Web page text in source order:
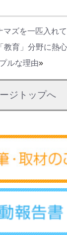
マズを一匹入れ
教育」分野に熱
プルな理由»
ジトップへ